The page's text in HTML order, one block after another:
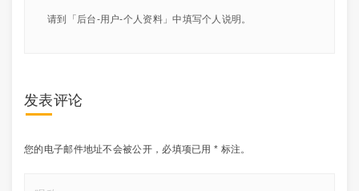
请到「后台-用户-个人资料」中填写个人说明。
发表评论
您的电子邮件地址不会被公开， 必填项已用* 标注。